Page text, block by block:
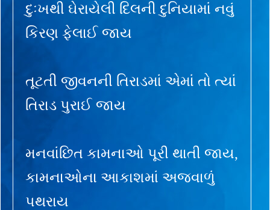
દુઃખથી ઘેરાયેલી દિલની દુનિયામાં નવું
કિરણ ફેલાઈ જાય
તૂટતી જીવનની તિરાડમાં એમાં તો ત્યાં
તિરાડ પુરાઈ જાય
મનવાંછિત કામનાઓ પૂરી થાતી જાય,
કામનાઓના આકાશમાં અજવાળું
પથરાય